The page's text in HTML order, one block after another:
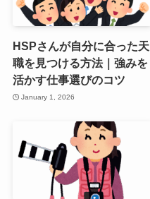
HSPさんが自分に合った天
職を見つける方法｜強みを
活かす仕事選びのコツ
January 1, 2026